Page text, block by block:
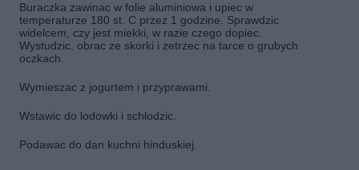
Buraczka zawinac w folie aluminiowa i upiec w
temperaturze 180 st. C przez 1 godzine. Sprawdzic
widelcem, czy jest miekki, w razie czego dopiec.
Wystudzic, obrac ze skorki i zetrzec na tarce o grubych
oczkach.
Wymieszac z jogurtem i przyprawami.
Wstawic do lodowki i schlodzic.
Podawac do dan kuchni hinduskiej.